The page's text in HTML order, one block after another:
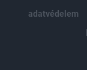
adatvédelem